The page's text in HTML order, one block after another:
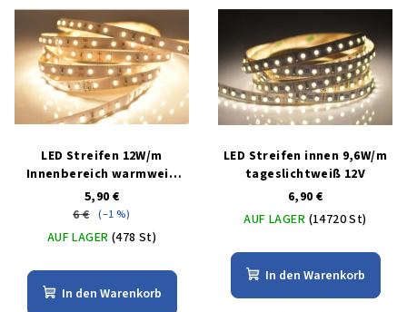
LED Streifen 12W/m
Innenbereich warmweiß
12V
5,90 €
6 € (–1 %)
AUF LAGER (478 St)
In den Warenkorb
LED Streifen innen 9,6W/m
tageslichtweiß 12V
6,90 €
AUF LAGER (14720 St)
In den Warenkorb